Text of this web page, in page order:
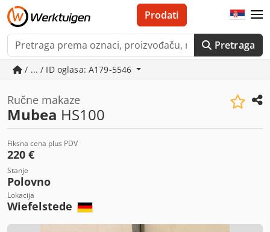
Pretraga
Prodati
/ ... / ID oglasa: A179-5546
Ručne makaze
Mubea HS100
Fiksna cena plus PDV
220 €
Stanje
Polovno
Lokacija
Wiefelstede